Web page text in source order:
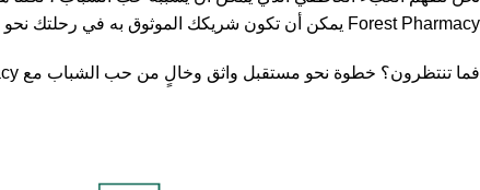
Forest Pharmacy يمكن أن تكون شريكك الموثوق به في رحلتك نحو البشرة التي ستحبها.
فما تنتظرون؟ خطوة نحو مستقبل واثق وخالٍ من حب الشباب مع Forest Pharmacy اليوم.